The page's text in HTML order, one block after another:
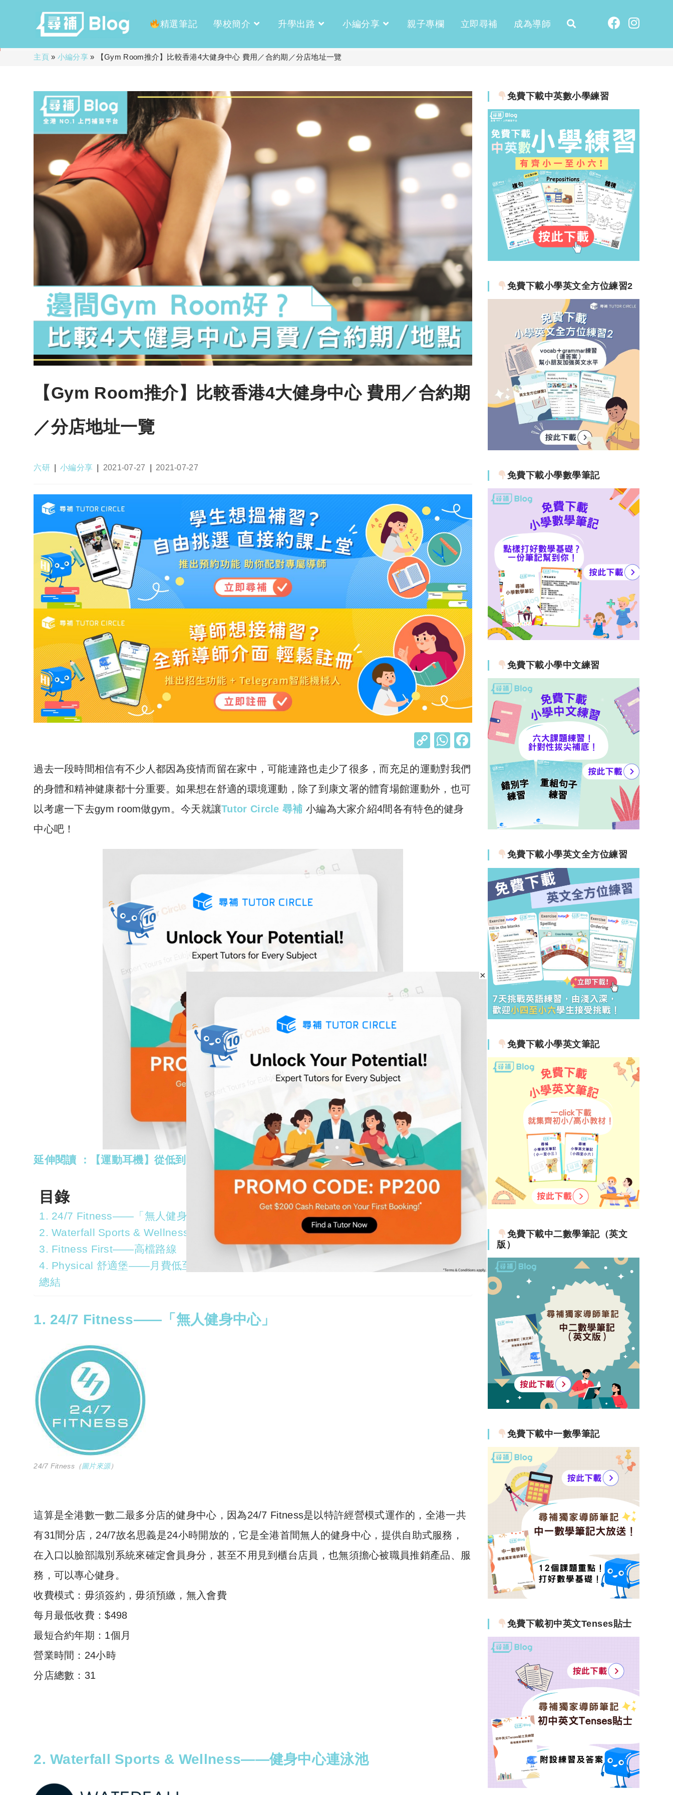
精選筆記 學校簡介 升學出路 小編分享 親子專欄 立即尋補 成為導師
主頁» 小編分享» 【Gym Room推介】比較香港4大健身中心 費用／合約期／分店地址一覽
【Gym Room推介】比較香港4大健身中心 費用／合約期
／分店地址一覽
Post
六研
Post
小編分享
Post
2021-07-27
Post
2021-07-27
C
p
y
Li
W
at
s
A
過去一段時間相信有不少人都因為疫情而留在家中，可能連路也走少了很多，而充足的運動對我們
的身體和精神健康都十分重要。如果想在舒適的環境運動，除了到康文署的體育場館運動外，也可
以考慮一下去gym room做gym。今天就讓Tutor Circle 尋補 小編為大家介紹4間各有特色的健身
中心吧！
延伸閱讀 ： 【運動耳機】從低到高強度運動 耳機該怎麼選？
目錄
1. 24/7 Fitness——「無人健身中心」
2. Waterfall Sports & Wellness——健身中心連泳池
3. Fitness First——高檔路線
4. Physical 舒適堡——月費低至$166
總結
1. 24/7 Fitness——「無人健身中心」
24/7 Fitness（圖片來源）
這算是全港數一數二最多分店的健身中心，因為24/7 Fitness是以特許經營模式運作的，全港一共
有31間分店，24/7故名思義是24小時開放的，它是全港首間無人的健身中心，提供自助式服務，
在入口以臉部識別系統來確定會員身分，甚至不用見到櫃台店員，也無須擔心被職員推銷產品、服
務，可以專心健身。
收費模式：毋須簽約，毋須預繳，無入會費
每月最低收費：$498
最短合約年期：1個月
營業時間：24小時
分店總數：31
2. Waterfall Sports & Wellness——健身中心連泳池
免費下載中英數小學練習
免費下載小學英文全方位練習2
免費下載小學數學筆記
免費下載小學中文練習
免費下載小學英文全方位練習
免費下載小學英文筆記
免費下載中二數學筆記（英文
版）
免費下載中一數學筆記
免費下載初中英文Tenses貼士